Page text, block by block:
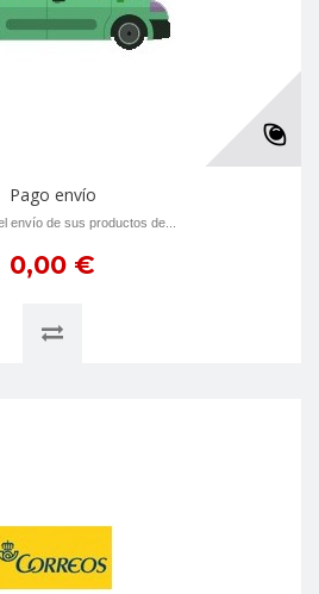
Pago envío
envío de sus productos de...
0,00 €